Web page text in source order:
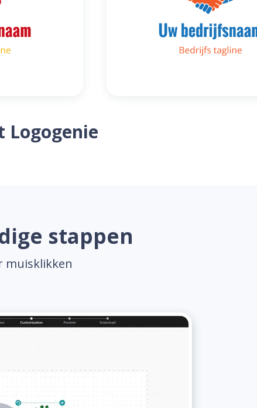
Logogenie
stappen
muisklikken